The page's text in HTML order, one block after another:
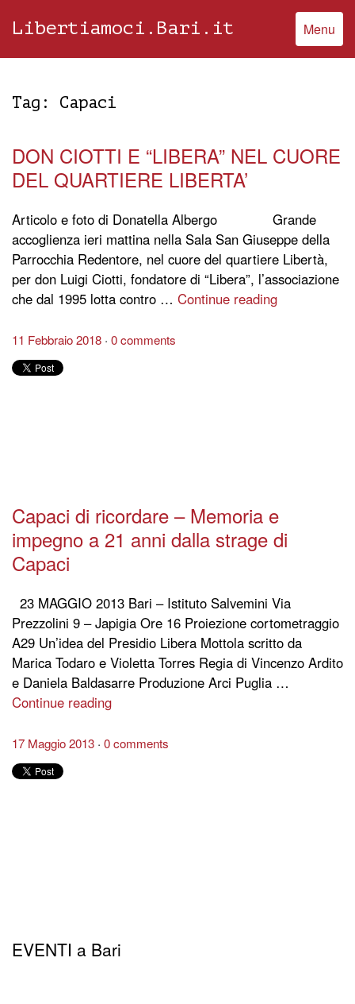
Libertiamoci.Bari.it Menu
Tag: Capaci
DON CIOTTI E “LIBERA” NEL CUORE
DEL QUARTIERE LIBERTA’
Articolo e foto di Donatella Albergo Grande
accoglienza ieri mattina nella Sala San Giuseppe della
Parrocchia Redentore, nel cuore del quartiere Libertà,
per don Luigi Ciotti, fondatore di “Libera”, l’associazione
che dal 1995 lotta contro … Continue reading
11 Febbraio 2018 0 comments
Capaci di ricordare – Memoria e
impegno a 21 anni dalla strage di
Capaci
23 MAGGIO 2013 Bari – Istituto Salvemini Via
Prezzolini 9 – Japigia Ore 16 Proiezione cortometraggio
A29 Un’idea del Presidio Libera Mottola scritto da
Marica Todaro e Violetta Torres Regia di Vincenzo Ardito
e Daniela Baldasarre Produzione Arci Puglia …
Continue reading
17 Maggio 2013 0 comments
EVENTI a Bari